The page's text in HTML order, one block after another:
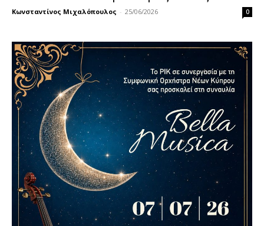
Κωνσταντίνος Μιχαλόπουλος - 25/06/2026 0